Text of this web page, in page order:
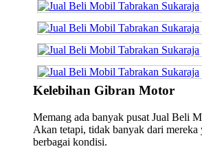
Kelebihan Gibran Motor
Memang ada banyak pusat Jual Beli
Akan tetapi, tidak banyak dari
berbagai kondisi.